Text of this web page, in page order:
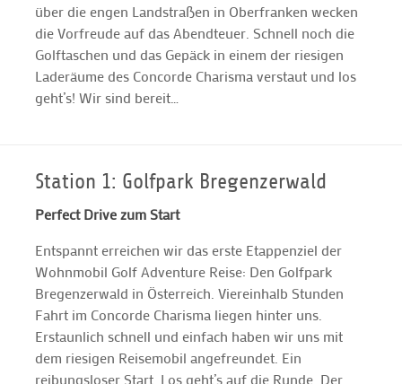
über die engen Landstraßen in Oberfranken wecken
die Vorfreude auf das Abendteuer. Schnell noch die
Golftaschen und das Gepäck in einem der riesigen
Laderäume des Concorde Charisma verstaut und los
geht’s! Wir sind bereit…
Station 1: Golfpark Bregenzerwald
Perfect Drive zum Start
Entspannt erreichen wir das erste Etappenziel der
Wohnmobil Golf Adventure Reise: Den Golfpark
Bregenzerwald in Österreich. Viereinhalb Stunden
Fahrt im Concorde Charisma liegen hinter uns.
Erstaunlich schnell und einfach haben wir uns mit
dem riesigen Reisemobil angefreundet. Ein
reibungsloser Start. Los geht’s auf die Runde. Der